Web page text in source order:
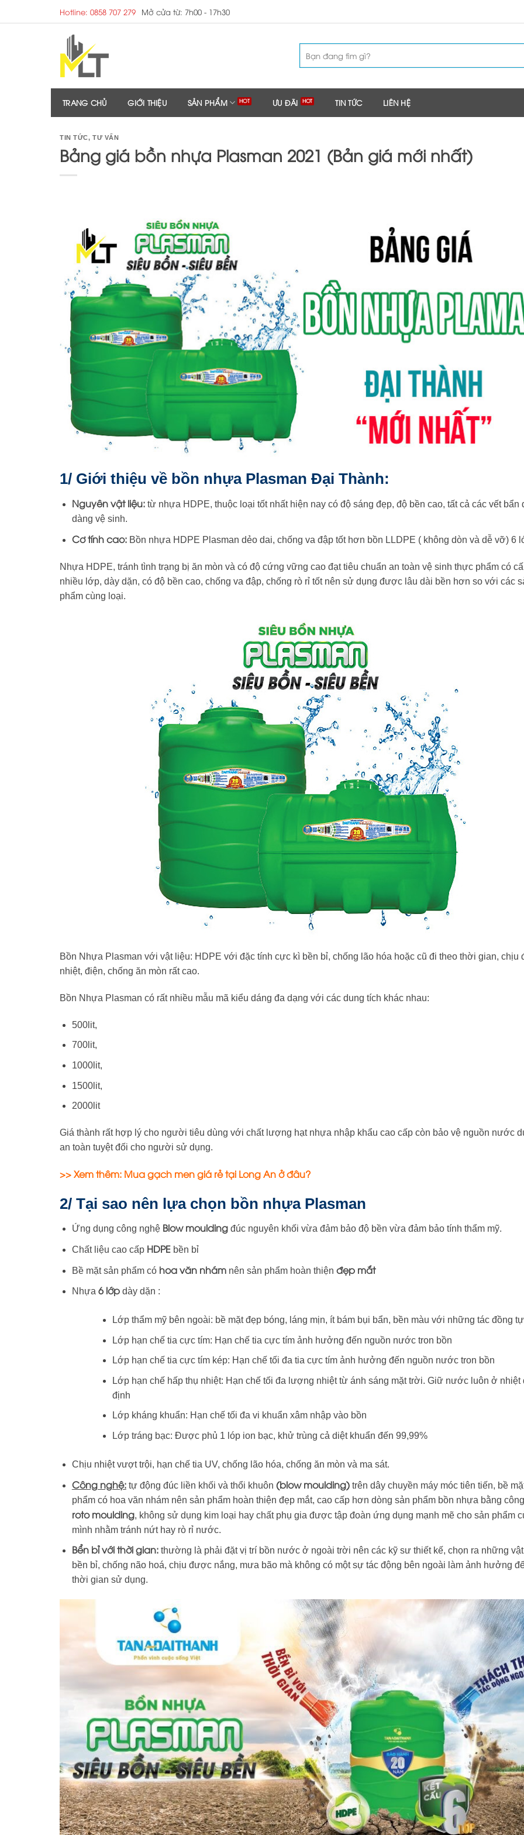
to
Hotline: 0858 707 279 Mở cửa từ: 7h00 - 17h30
kiếm:
TRANG CHỦ GIỚI THIỆU SẢN PHẨM ƯU ĐÃI TIN TỨC LIÊN HỆ
TIN TỨC,TƯ VẤN
Bảng giá bồn nhựa Plasman 2021 (Bản giá mới nhất)
1/ Giới thiệu về bồn nhựa Plasman Đại Thành:
Nguyên vật liệu:từ nhựa HDPE, thuộc loại tốt nhất hiện nay có độ sáng đẹp, độ bền cao, tất cả các vết bẩn
dàng vệ sinh.
Cơ tính cao:Bồn nhựa HDPE Plasman dẻo dai, chống va đập tốt hơn bồn LLDPE ( không dòn và dễ vỡ) 6
Nhựa HDPE, tránh tình trạng bị ăn mòn và có độ cứng vững cao đạt tiêu chuẩn an toàn vệ sinh thực phẩm có
nhiều lớp, dày dặn, có độ bền cao, chống va đập, chống rò rỉ tốt nên sử dụng được lâu dài bền hơn so với các
phẩm cùng loại.
Bồn Nhựa Plasman với vật liệu: HDPE với đặc tính cực kì bền bỉ, chống lão hóa hoặc cũ đi theo thời gian, chịu
nhiệt, điện, chống ăn mòn rất cao.
Bồn Nhựa Plasman có rất nhiều mẫu mã kiểu dáng đa dạng với các dung tích khác nhau:
500lit,
700lit,
1000lit,
1500lit,
2000lit
Giá thành rất hợp lý cho người tiêu dùng với chất lượng hạt nhựa nhập khẩu cao cấp còn bảo vệ nguồn nước
an toàn tuyệt đối cho người sử dụng.
>> Xem thêm: Mua gạch men giá rẻ tại Long An ở đâu?
2/ Tại sao nên lựa chọn bồn nhựa Plasman
Ứng dụng công nghệ Blow mouldingđúc nguyên khối vừa đảm bảo độ bền vừa đảm bảo tính thẩm mỹ.
Chất liệu cao cấp HDPEbền bỉ
Bề mặt sản phẩm có hoa văn nhámnên sản phẩm hoàn thiện đẹp mắt
Nhựa 6 lớpdày dặn :
Lớp thẩm mỹ bên ngoài: bề mặt đẹp bóng, láng mịn, ít bám bụi bẩn, bền màu với những tác đồng
Lớp hạn chế tia cực tím: Hạn chế tia cực tím ảnh hưởng đến nguồn nước tron bồn
Lớp hạn chế tia cực tím kép: Hạn chế tối đa tia cực tím ảnh hưởng đến nguồn nước tron bồn
Lớp hạn chế hấp thụ nhiệt: Hạn chế tối đa lượng nhiệt từ ánh sáng mặt trời. Giữ nước luôn ở nhiệt
định
Lớp kháng khuẩn: Hạn chế tối đa vi khuẩn xâm nhập vào bồn
Lớp tráng bạc: Được phủ 1 lóp ion bạc, khử trùng cả diệt khuẩn đến 99,99%
Chịu nhiệt vượt trội, hạn chế tia UV, chống lão hóa, chống ăn mòn và ma sát.
Công nghệ:tự động đúc liền khối và thổi khuôn (blow moulding)trên dây chuyền máy móc tiên tiến, bề
phẩm có hoa văn nhám nên sản phẩm hoàn thiện đẹp mắt, cao cấp hơn dòng sản phẩm bồn nhựa bằng
roto moulding, không sử dụng kim loại hay chất phụ gia được tập đoàn ứng dụng mạnh mẽ cho sản phẩm
mình nhằm tránh nứt hay rò rỉ nước.
Bển bỉ với thời gian:thường là phải đặt vị trí bồn nước ở ngoài trời nên các kỹ sư thiết kế, chọn ra những
bền bỉ, chống não hoá, chịu được nắng, mưa bão mà không có một sự tác động bên ngoài làm ảnh hưởng
thời gian sử dụng.